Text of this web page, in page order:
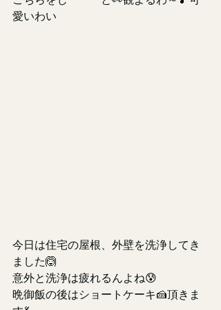
愛いわい
今日は住宅の屋根、外壁を洗浄してき
ました🙆
意外と洗浄は疲れるんよね😰
晩御飯の後はショートケーキ🍰頂きま